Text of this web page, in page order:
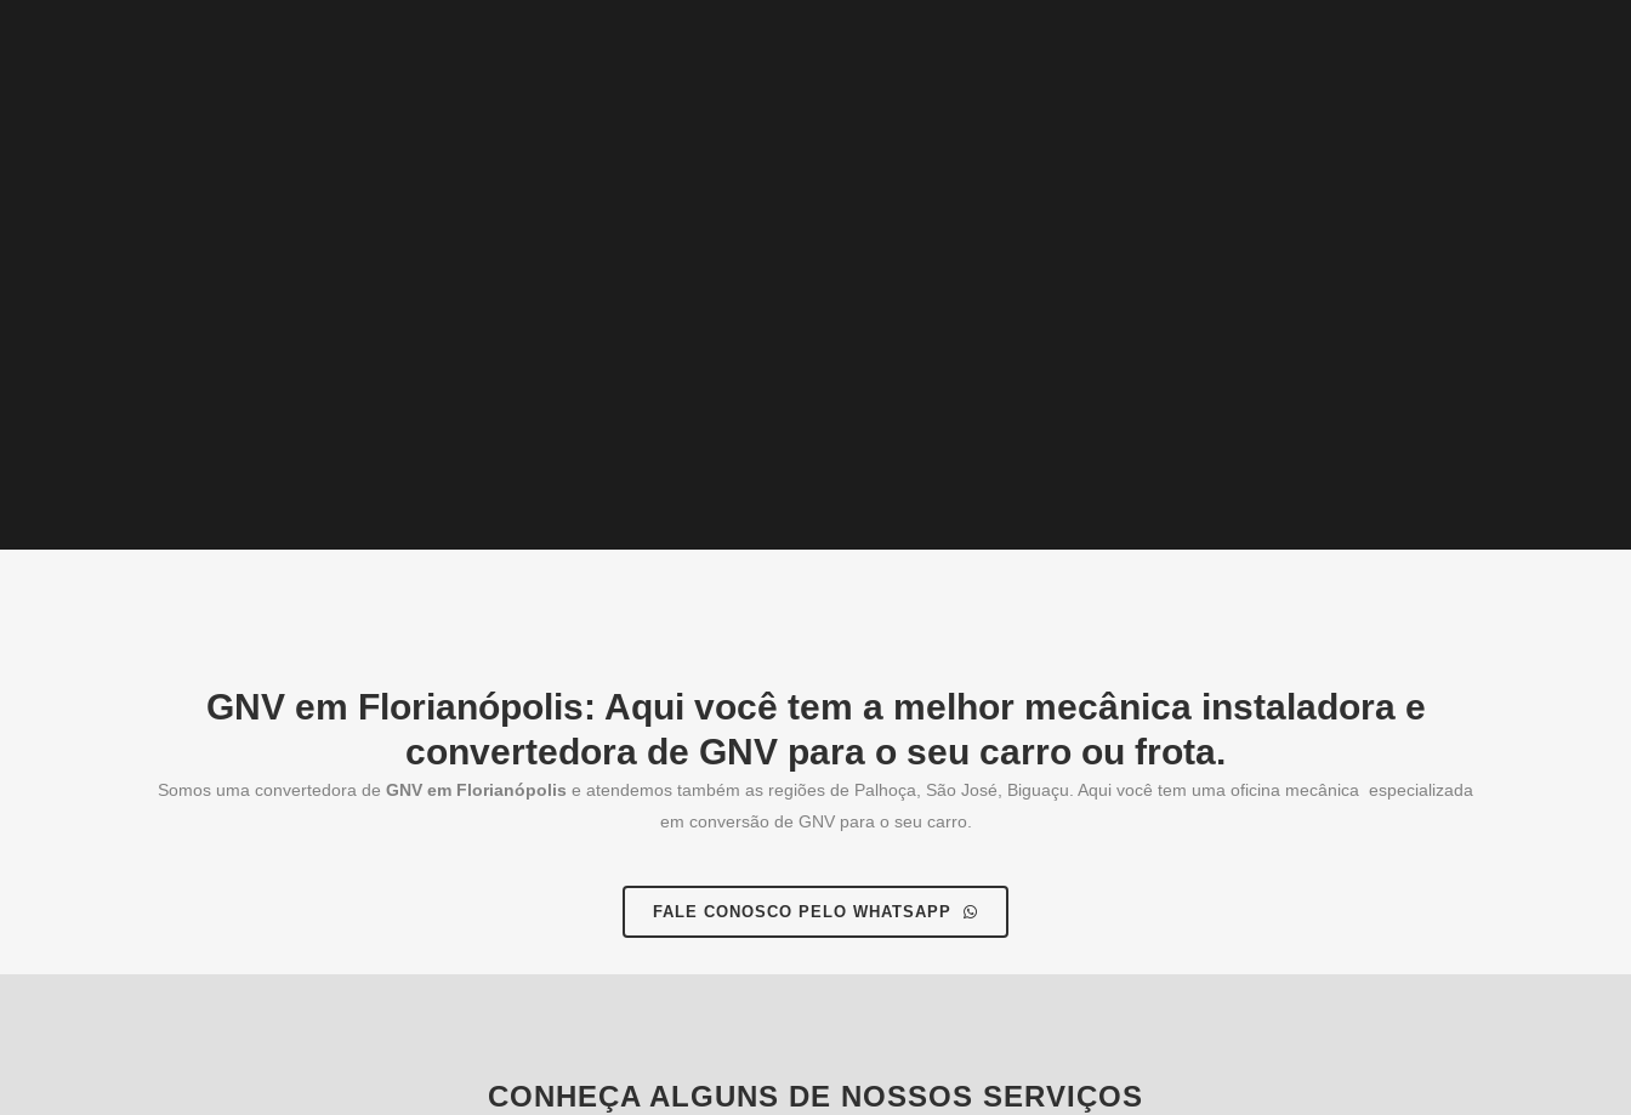
GNV em Florianópolis: Aqui você tem a melhor mecânica instaladora e
convertedora de GNV para o seu carro ou frota.
Somos uma convertedora de GNV em Florianópolis e atendemos também as regiões de Palhoça, São José, Biguaçu. Aqui você tem uma oficina mecânica especializada
em conversão de GNV para o seu carro.
FALE CONOSCO PELO WHATSAPP
CONHEÇA ALGUNS DE NOSSOS SERVIÇOS